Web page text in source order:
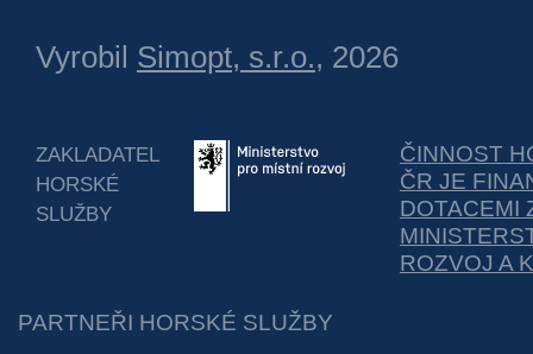
Vyrobil Simopt, s.r.o., 2026
ZAKLADATEL
HORSKÉ
SLUŽBY
ČINNOST
ČR JE
DOTACEMI
ROZVOJ A
PARTNEŘI HORSKÉ SLUŽBY